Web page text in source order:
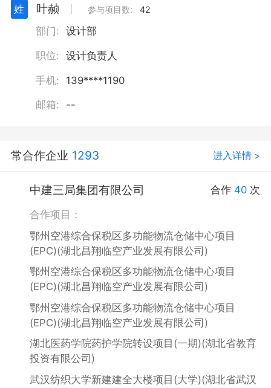
姓 叶赪 参与项目数: 42
部门: 设计部
职位: 设计负责人
手机: 139****1190
邮箱: --
常合作企业 1293 进入详情 >
中建三局集团有限公司 合作 40 次
合作项目：
鄂州空港综合保税区多功能物流仓储中心项目
(EPC)(湖北昌翔临空产业发展有限公司)
鄂州空港综合保税区多功能物流仓储中心项目
(EPC)(湖北昌翔临空产业发展有限公司)
鄂州空港综合保税区多功能物流仓储中心项目
(EPC)(湖北昌翔临空产业发展有限公司)
湖北医药学院药护学院转设项目(一期)(湖北省教育
投资有限公司)
武汉纺织大学新建建全大楼项目(大学)(湖北省武汉